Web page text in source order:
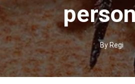
By Regi